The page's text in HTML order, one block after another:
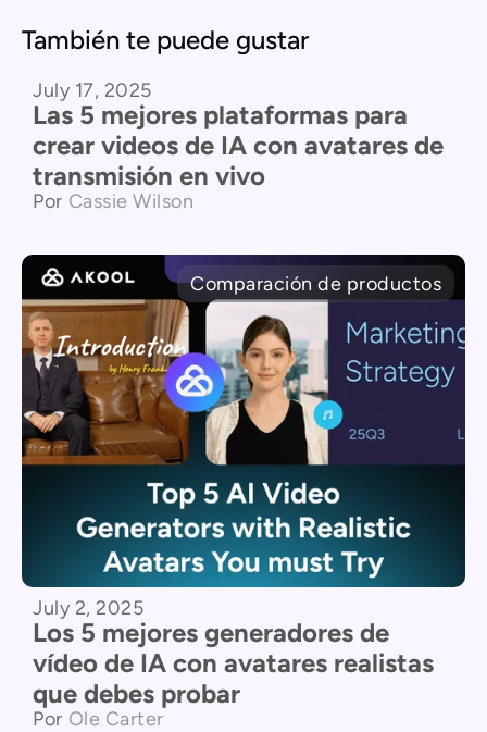
También te puede gustar
Comparación de productos
July 17, 2025
Las 5 mejores plataformas para
crear videos de IA con avatares de
transmisión en vivo
Por Cassie Wilson
Comparación de productos
July 2, 2025
Los 5 mejores generadores de
vídeo de IA con avatares realistas
que debes probar
Por Ole Carter